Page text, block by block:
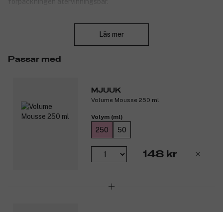
Finland och skapar avancerade hårvårdsprodukter som
fokuserar på det väsentliga. Mjuuks framgångskoncept bygger
på unika innovationer framtagna i märkets eget laboratorium,
nordligaste hårkosmetikfabriker.
Produktnummer:
Läs mer
Passar med
MJUUK
Volume Mousse 250 ml
Volym (ml)
250 50
148 kr